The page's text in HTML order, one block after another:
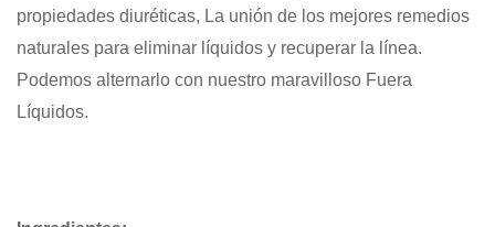
propiedades diuréticas, La unión de los mejores remedios
naturales para eliminar líquidos y recuperar la línea.
Podemos alternarlo con nuestro maravilloso Fuera
Líquidos.